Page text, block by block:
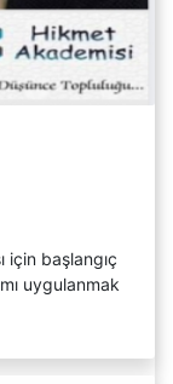
için başlangıç
uygulanmak